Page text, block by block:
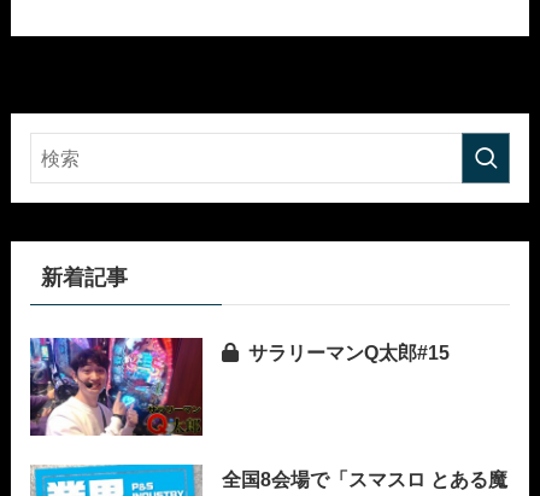
新着記事
サラリーマンQ太郎#15
全国8会場で「スマスロ とある魔